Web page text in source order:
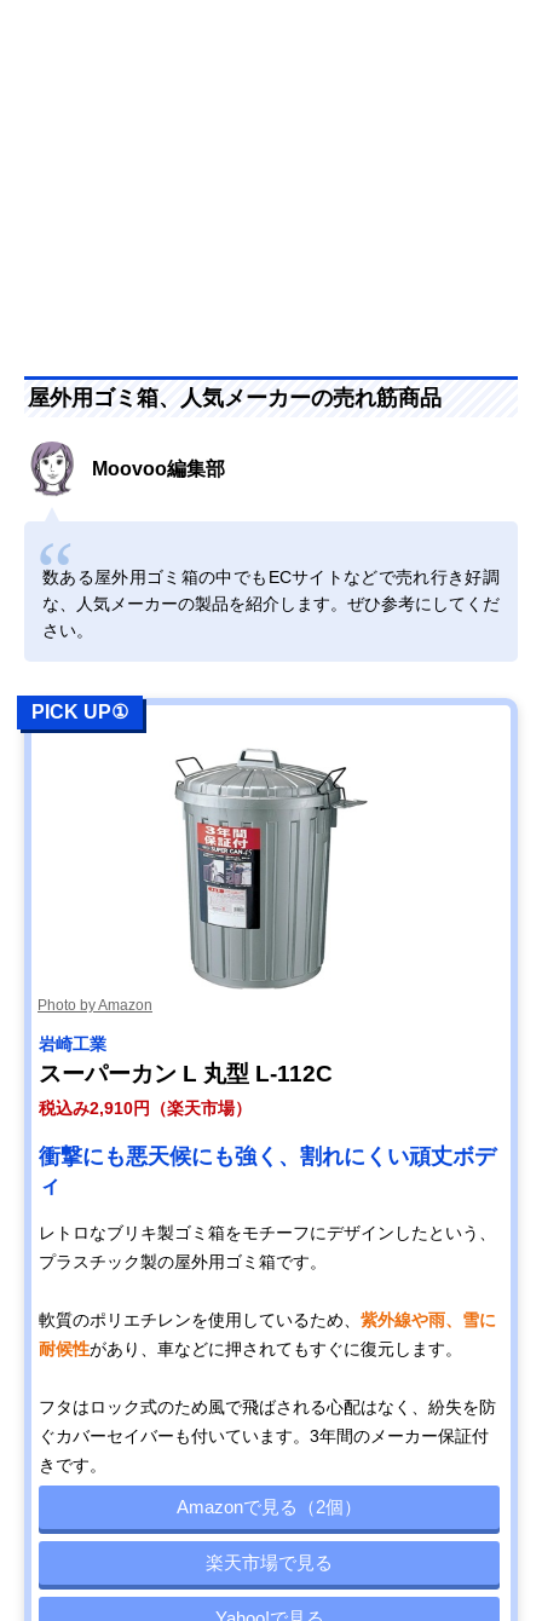
屋外用ゴミ箱、人気メーカーの売れ筋商品
Moovoo編集部
数ある屋外用ゴミ箱の中でもECサイトなどで売れ行き好調
な、人気メーカーの製品を紹介します。ぜひ参考にしてくだ
さい。
PICK UP①
Photo by Amazon
岩崎工業
スーパーカン L 丸型 L-112C
税込み2,910円（楽天市場）
衝撃にも悪天候にも強く、割れにくい頑丈ボデ
ィ
レトロなブリキ製ゴミ箱をモチーフにデザインしたという、
プラスチック製の屋外用ゴミ箱です。
軟質のポリエチレンを使用しているため、 紫外線や雨、雪に
耐候性があり、車などに押されてもすぐに復元します。
フタはロック式のため風で飛ばされる心配はなく、紛失を防
ぐカバーセイバーも付いています。3年間のメーカー保証付
きです。
Amazonで見る（2個）
楽天市場で見る